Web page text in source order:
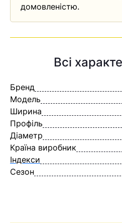
домовленістю.
Всі
Бренд
Модель
Ширина
Профіль
Діаметр
Країна виробник
Індекси
Сезон